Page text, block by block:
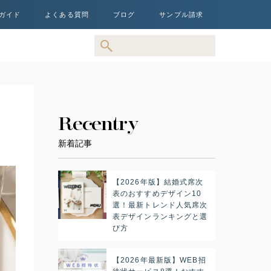
イド よくある質問 ブログ サンプル請求
Recentry
新着記事
【2026年版】結婚式席次
表のおすすめデザイン10
選！最新トレンド人気席次
表デザインランキングと選
び方
【2026年最新版】WEB招